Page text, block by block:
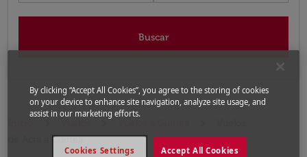
Buscar
de Acra a Guinea
By clicking “Accept All Cookies”, you agree to the storing of cookies
on your device to enhance site navigation, analyze site usage, and
assist in our marketing efforts.
Accept All Cookies
Cookies Settings